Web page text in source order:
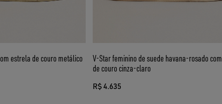
estrela de couro metálico
V-Star feminino de suede havana-rosado
de couro cinza-claro
R$ 4.635